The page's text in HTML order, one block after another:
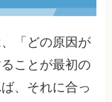
「どの原因が
ことが最初の
、それに合っ